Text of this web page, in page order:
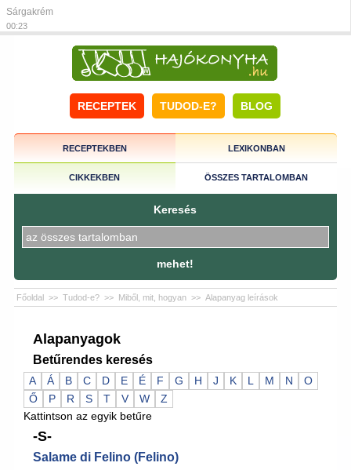
Sárgakrém
00:23
RECEPTEK TUDOD-E? BLOG
RECEPTEKBEN LEXIKONBAN
CIKKEKBEN ÖSSZES TARTALOMBAN
Keresés
mehet!
Főoldal >> Tudod-e? >> Miből, mit, hogyan >> Alapanyag leírások
Alapanyagok
Betűrendes keresés
A Á B C D E É F G H J K L M N
O
Ő
P R S T V W
Z
Kattintson az egyik betűre
-S-
Salame di Felino (Felino)